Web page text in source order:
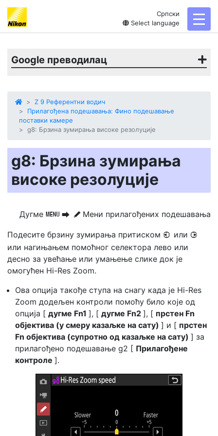
Српски
Select language
Google преводилац
Z 9 Референтни водич
Прилагођена подешавања: Фино подешавање
поставки камере
g8: Брзина зумирања високе резолуције
g8: Брзина зумирања
високе резолуције
Дугме G U A Мени прилагођених подешавања
Подесите брзину зумирања притиском 4 или 2
или нагињањем помоћног селектора лево или
десно за увећање или умањење слике док је
омогућен Hi-Res Zoom.
Ова опција такође ступа на снагу када је Hi-Res
Zoom додељен контроли помоћу било које од
опција [ дугме Fn1 ], [ дугме Fn2 ], [ прстен Fn
објектива (у смеру казаљке на сату) ] и [ прстен
Fn објектива (супротно од казаљке на сату) ] за
прилагођено подешавање g2 [ Прилагођене
контроле ].